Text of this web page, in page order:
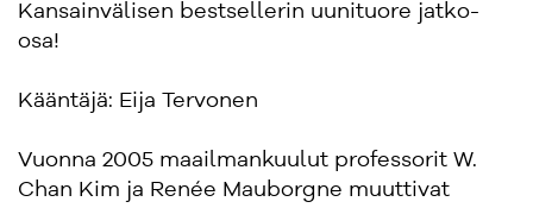
Kansainvälisen bestsellerin uunituore jatko-
osa!
Kääntäjä: Eija Tervonen
Vuonna 2005 maailmankuulut professorit W.
Chan Kim ja Renée Mauborgne muuttivat